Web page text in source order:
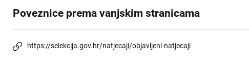
Poveznice prema vanjskim stranicama
https://selekcija.gov.hr/natjecaji/objavljeni-natjecaji